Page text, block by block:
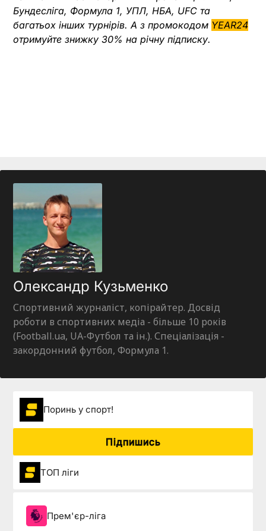
Бундесліга, Формула 1, УПЛ, НБА, UFC та
багатьох інших турнірів. А з промокодом YEAR24
отримуйте знижку 30% на річну підписку.
Олександр Кузьменко
Спортивний журналіст, копірайтер. Досвід
роботи в спортивних медіа - більше 10 років
(Football.ua, UA-Футбол та ін.). Спеціалізація -
закордонний футбол, Формула 1.
Поринь у спорт!
Підпишись
ТОП ліги
Прем'єр-ліга